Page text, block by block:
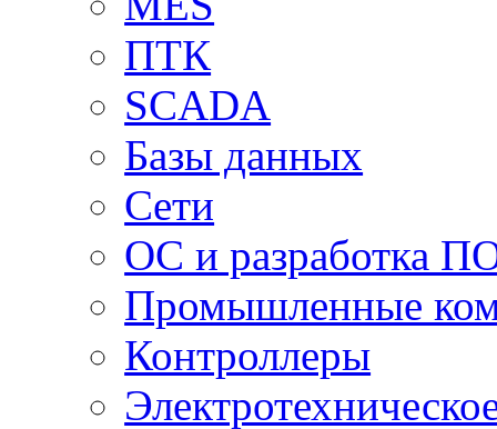
ПТК
SCADA
Базы данных
Сети
ОС и разработка
Промышленные
Контроллеры